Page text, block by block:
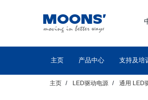
主页 产品中心 支持及培
主页 LED驱动电源 通用 LED